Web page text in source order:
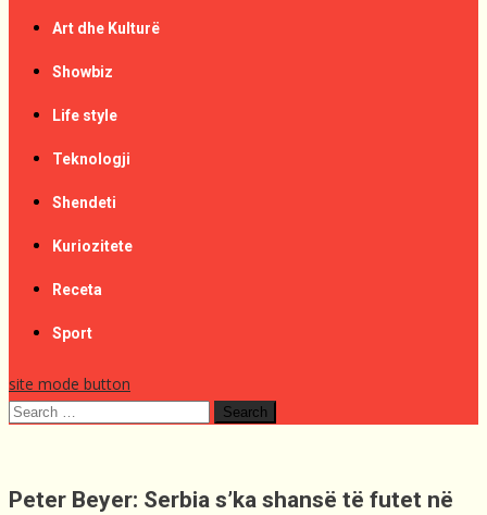
Art dhe Kulturë
Showbiz
Life style
Teknologji
Shendeti
Kuriozitete
Receta
Sport
site mode button
Search
Peter Beyer: Serbia s’ka shansë të futet në